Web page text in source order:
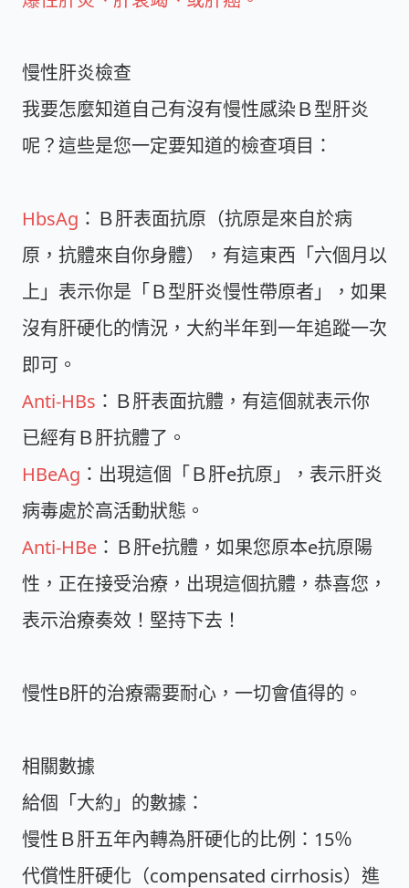
慢性肝炎檢查
我要怎麼知道自己有沒有慢性感染Ｂ型肝炎
呢？這些是您一定要知道的檢查項目：
HbsAg ：Ｂ肝表面抗原（抗原是來自於病
原，抗體來自你身體），有這東西「六個月以
上」表示你是「Ｂ型肝炎慢性帶原者」，如果
沒有肝硬化的情況，大約半年到一年追蹤一次
即可。
Anti-HBs ：Ｂ肝表面抗體，有這個就表示你
已經有Ｂ肝抗體了。
HBeAg ：出現這個「Ｂ肝e抗原」，表示肝炎
病毒處於高活動狀態。
Anti-HBe ：Ｂ肝e抗體，如果您原本e抗原陽
性，正在接受治療，出現這個抗體，恭喜您，
表示治療奏效！堅持下去！
慢性B肝的治療需要耐心，一切會值得的。
相關數據
給個「大約」的數據：
慢性Ｂ肝五年內轉為肝硬化的比例：15％
代償性肝硬化（compensated cirrhosis）進